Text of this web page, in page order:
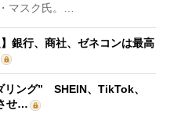
マスク氏。…
銀行、商社、ゼネコンは最高
リング” SHEIN、TikTok、
せ…